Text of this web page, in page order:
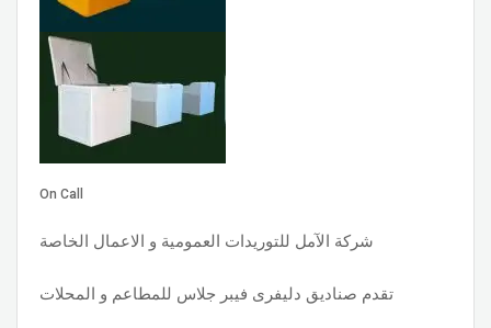
On Call
شركة الآمل للتوريدات العمومية و الاعمال الخاصة
تقدم صناديق دليفرى فيبر جلاس للمطاعم و المحلات